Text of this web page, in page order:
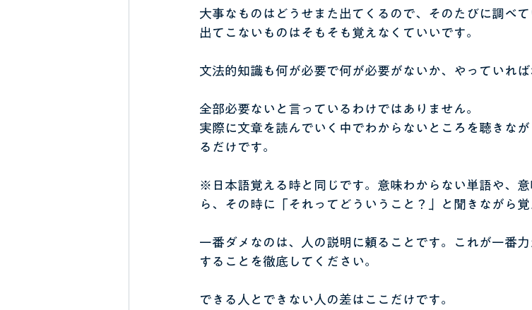
大事なものはどうせまた出てくるので、そのたびに調べ
出てこないものはそもそも覚えなくていいです。
文法的知識も何が必要で何が必要がないか、やっていれば
全部必要ないと言っているわけではありません。
実際に文章を読んでいく中でわからないところを聴きな
るだけです。
※日本語覚える時と同じです。意味わからない単語や、
ら、その時に「それってどういうこと？」と聞きながら覚
一番ダメなのは、人の説明に頼ることです。これが一番
することを徹底してください。
できる人とできない人の差はここだけです。